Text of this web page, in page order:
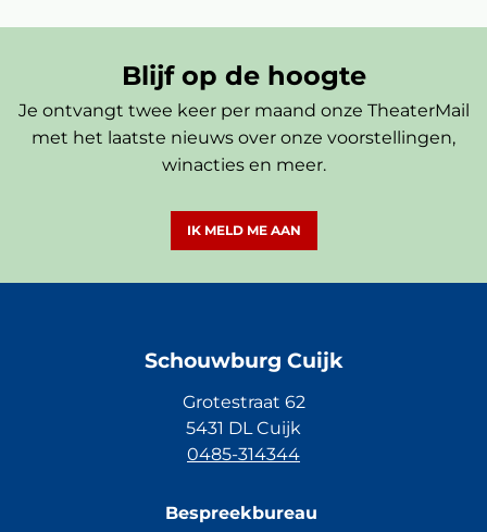
Blijf op de hoogte
Je ontvangt twee keer per maand onze TheaterMail
met het laatste nieuws over onze voorstellingen,
winacties en meer.
IK MELD ME AAN
Schouwburg Cuijk
Grotestraat 62
5431 DL Cuijk
0485-314344
Bespreekbureau